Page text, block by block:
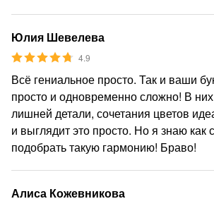
Юлия Шевелева
4.9
Всё гениальное просто. Так и ваши
просто и одновременно сложно! В
лишней детали, сочетания цветов
и выглядит это просто. Но я знаю как
подобрать такую гармонию! Браво!
Алиса Кожевникова